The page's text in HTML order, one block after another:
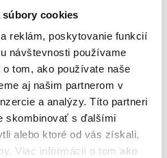
cookies
reklám, poskytovanie funkcií
návštevnosti používame
tom, ako používate naše
aj našim partnerom v
a analýzy. Títo partneri
skombinovať s ďalšími
alebo ktoré od vás získali,
Viac informácií o tom ako
ponuky internetu v lokalite
dostupných ulíc v danom